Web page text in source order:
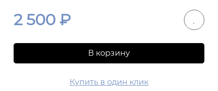
2 500 ₽
В корзину
Купить в один клик